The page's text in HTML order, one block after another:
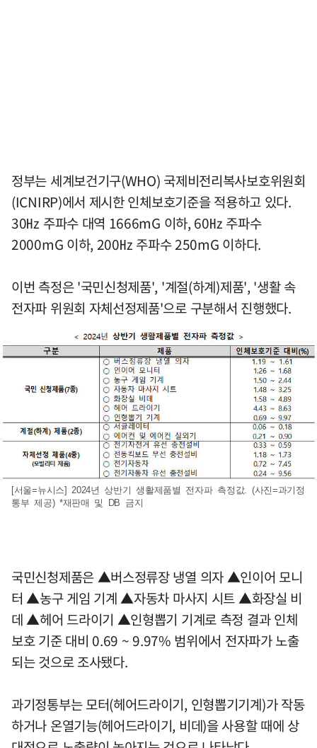
정부는 세계보건기구(WHO) 국제비전리복사보호위원회
(ICNIRP)에서 제시한 인체보호기준을 적용하고 있다.
30㎐ 주파수 대역 1666mG 이하, 60㎐ 주파수
2000mG 이하, 200㎐ 주파수 250mG 이하다.
이번 측정은 '국민신청제품', '계절(하계)제품', '생활 속
전자파 위원회 자체선정제품'으로 구분해서 진행했다.
[서울=뉴시스] 2024년 상반기 생활제품별 전자파 측정값. (사진=과기정
통부 제공) *재판매 및 DB 금지
국민신청제품은 ▲버스정류장 냉열 의자 ▲인이어 모니
터 ▲농구 게임 기계 ▲자동차 마사지 시트 ▲화장실 비
데 ▲헤어 드라이기 ▲인형뽑기 기계로 측정 결과 인체
보호 기준 대비 0.69 ~ 9.97% 범위에서 전자파가 노출
되는 것으로 조사됐다.
과기정통부는 모터(헤어드라이기, 인형뽑기기계)가 작동
하거나 온열기능(헤어드라이기, 비데)을 사용할 때에 상